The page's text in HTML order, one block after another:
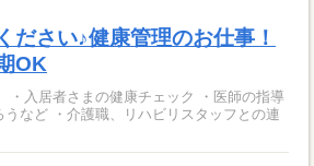
ださい♪健康管理のお仕事！
OK
・入居者さまの健康チェック ・医師の指導
など ・介護職、リハビリスタッフとの連